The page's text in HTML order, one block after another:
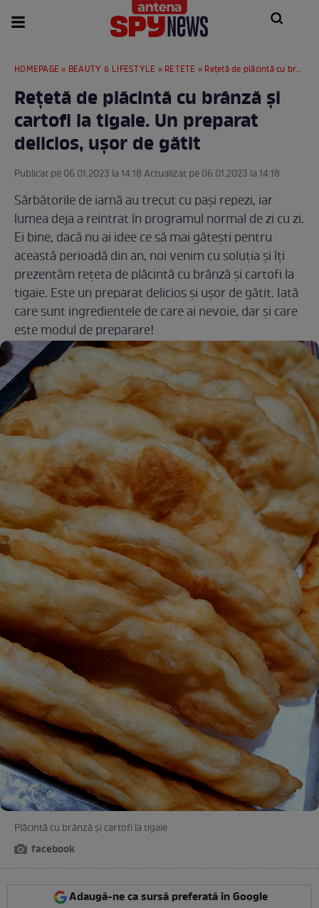
HOMEPAGE » BEAUTY & LIFESTYLE » RETETE » Rețetă de plăcintă cu brânză și cartofi la tigaie. Un preparat delicios, ușor de gătit
Rețetă de plăcintă cu brânză și
cartofi la tigaie. Un preparat
delicios, ușor de gătit
Publicat pe 06.01.2023 la 14:18 Actualizat pe 06.01.2023 la 14:18
Sărbătorile de iarnă au trecut cu pași repezi, iar
lumea deja a reintrat în programul normal de zi cu zi.
Ei bine, dacă nu ai idee ce să mai gătești pentru
această perioadă din an, noi venim cu soluția și îți
prezentăm rețeta de plăcintă cu brânză și cartofi la
tigaie. Este un preparat delicios și ușor de gătit. Iată
care sunt ingredientele de care ai nevoie, dar și care
este modul de preparare!
Plăcintă cu brânză și cartofi la tigaie
facebook
Adaugă-ne ca sursă preferată în Google